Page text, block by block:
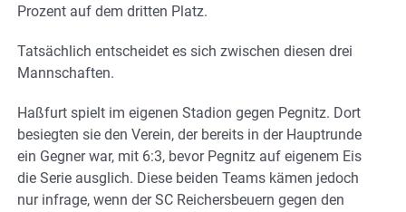
Prozent auf dem dritten Platz.
Tatsächlich entscheidet es sich zwischen diesen drei
Mannschaften.
Haßfurt spielt im eigenen Stadion gegen Pegnitz. Dort
besiegten sie den Verein, der bereits in der Hauptrunde
ein Gegner war, mit 6:3, bevor Pegnitz auf eigenem Eis
die Serie ausglich. Diese beiden Teams kämen jedoch
nur infrage, wenn der SC Reichersbeuern gegen den